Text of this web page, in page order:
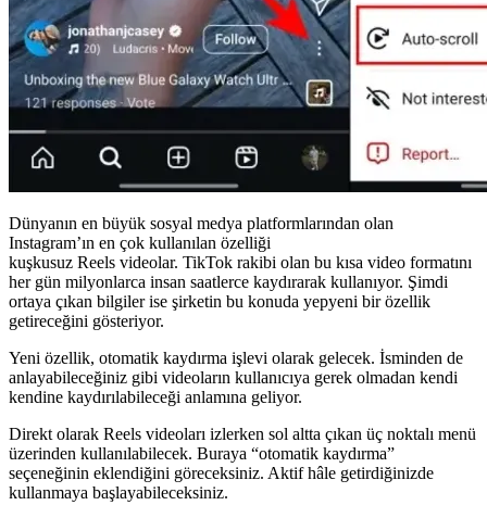
Dünyanın en büyük sosyal medya platformlarından olan
Instagram’ın en çok kullanılan özelliği
kuşkusuz Reels videolar. TikTok rakibi olan bu kısa video formatını
her gün milyonlarca insan saatlerce kaydırarak kullanıyor. Şimdi
ortaya çıkan bilgiler ise şirketin bu konuda yepyeni bir özellik
getireceğini gösteriyor.
Yeni özellik, otomatik kaydırma işlevi olarak gelecek. İsminden de
anlayabileceğiniz gibi videoların kullanıcıya gerek olmadan kendi
kendine kaydırılabileceği anlamına geliyor.
Direkt olarak Reels videoları izlerken sol altta çıkan üç noktalı menü
üzerinden kullanılabilecek. Buraya “otomatik kaydırma”
seçeneğinin eklendiğini göreceksiniz. Aktif hâle getirdiğinizde
kullanmaya başlayabileceksiniz.